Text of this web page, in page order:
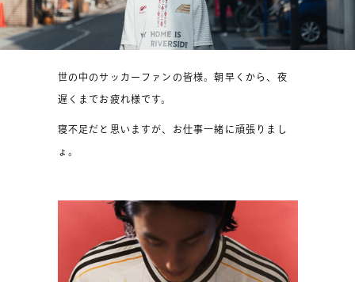
世の中のサッカーファンの皆様。朝早くから、夜
遅くまでお疲れ様です。
寝不足だと思いますが、お仕事一緒に頑張りまし
ょ。